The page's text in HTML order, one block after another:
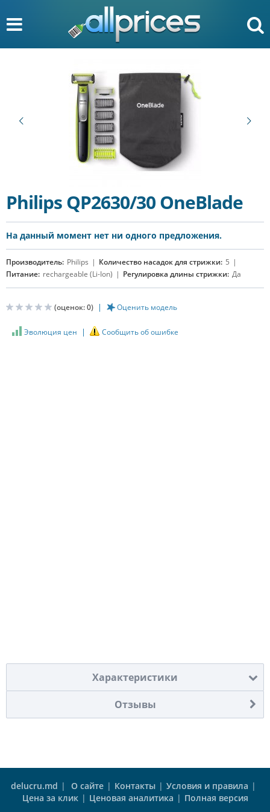
Philips QP2630/30 OneBlade
На данный момент нет ни одного предложения.
Производитель: Philips Количество насадок для стрижки: 5
Питание: rechargeable (Li-Ion) Регулировка длины стрижки: Да
(оценок:0) Оценить модель
Эволюция цен Сообщить об ошибке
Характеристики
Отзывы
delucru.md | О сайте | Контакты | Условия и правила |
Цена за клик | Ценовая аналитика | Полная версия